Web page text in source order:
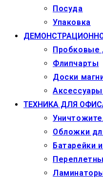
Посуда
Упаковка
Пробковые
Флипчарты
Доски
ТЕХНИКА ДЛЯ
Обложки
Батарейки